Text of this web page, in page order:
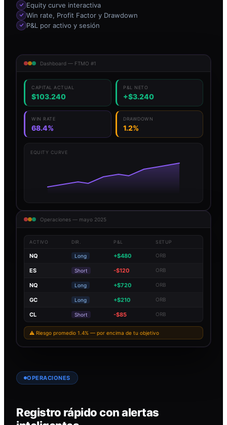
Equity curve interactiva
Win rate, Profit Factor y Drawdown
P&L por activo y sesión
Dashboard — FTMO #1
CAPITAL ACTUAL
$103.240
P&L NETO
+$3.240
WIN RATE
68.4%
DRAWDOWN
1.2%
EQUITY CURVE
Operaciones — mayo 2025
ACTIVO DIR. P&L SETUP
NQ Long +$480 ORB
ES Short -$120 ORB
NQ Long +$720 ORB
GC Long +$210 ORB
CL Short -$85 ORB
⚠ Riesgo promedio 1.4% — por encima de tu objetivo
OPERACIONES
Registro rápido con alertas